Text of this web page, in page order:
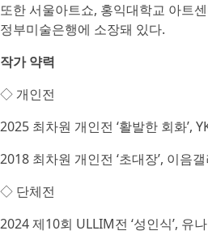
또한 서울아트쇼, 홍익대학교 아트
정부미술은행에 소장돼 있다.
작가 약력
◇ 개인전
2025 최차원 개인전 ‘활발한 회화’,
2018 최차원 개인전 ‘초대장’, 이음
◇ 단체전
2024 제10회 ULLIM전 ‘성인식’, 유